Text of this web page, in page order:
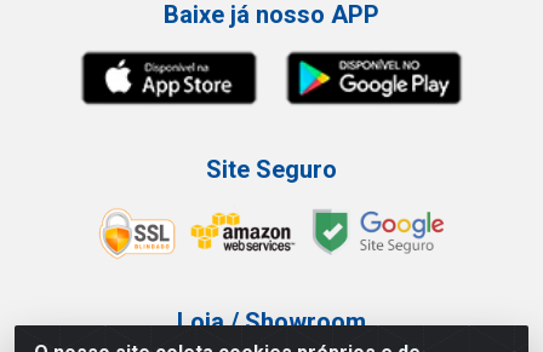
Baixe já nosso APP
Site Seguro
Loja / Showroom